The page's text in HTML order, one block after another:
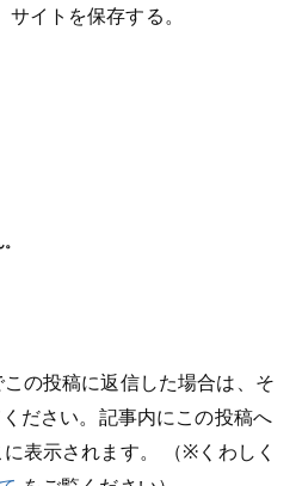
イトを保存する。
の投稿に返信した場合は、そ
ださい。記事内にこの投稿へ
表示されます。 （※くわしく